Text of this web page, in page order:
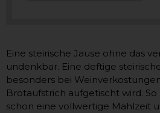
Eine steirische Jause ohne das
undenkbar. Eine deftige
besonders bei
Brotaufstrich aufgetischt wird.
schon eine vollwertige Mahlzeit